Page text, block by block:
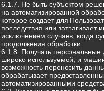
6.1.7. Не быть субъектом
на автоматизированной
которое создает для
последствия или
исключением случаев, когда
продолжения обработки.
6.1.8. Получать персональные
широко используемой, и
возможность переносить
обрабатывает
автоматизированными